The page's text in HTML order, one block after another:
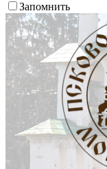
Запомнить